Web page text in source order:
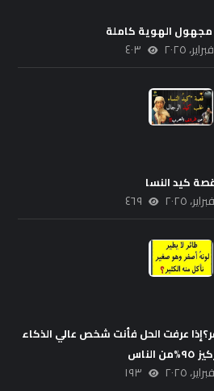
الهوية كاملة
٤٠٣
كيد النسا
٤٦٩
عرفت الحل فأنت شخص عالي الذكاء
الناس
١٩٣